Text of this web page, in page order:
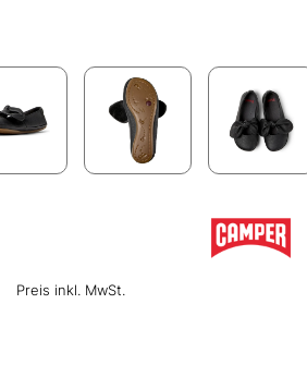
Preis inkl. MwSt.